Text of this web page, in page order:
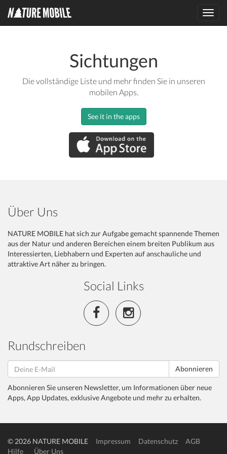
Sichtungen
Die vollständige Liste und mehr finden Sie in unseren
mobilen Apps.
See it in the apps
Über Uns
NATURE MOBILE hat sich zur Aufgabe gemacht spannende Themen
aus der Natur und anderen Bereichen einem breiten Publikum aus
Interessierten, Liebhabern und Experten auf anschauliche und
attraktive Art näher zu bringen.
Social Links
Rundschreiben
Abonnieren
Abonnieren Sie unseren Newsletter, um Informationen über neue
Apps, App Updates, exklusive Angebote und mehr zu erhalten.
© 2026 NATURE MOBILE Impressum Datenschutz
AGB
Hilfe
Über Uns